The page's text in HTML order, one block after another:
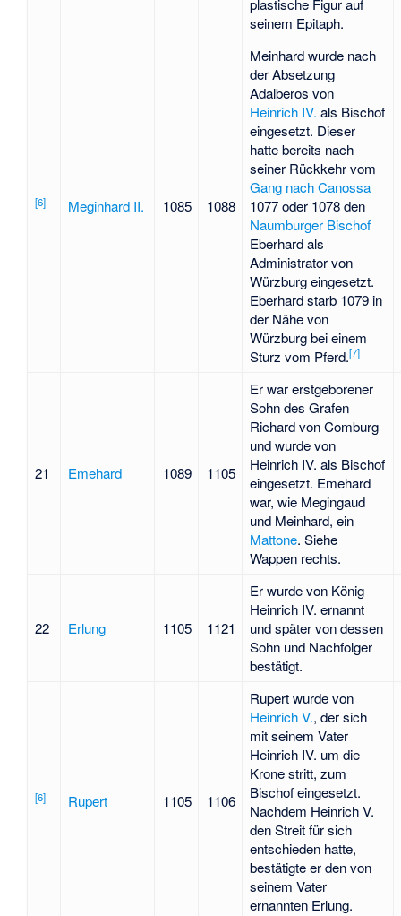
plastische Figur auf
seinem Epitaph.
[6] Meginhard II. 1085 1088
Meinhard wurde nach
der Absetzung
Adalberos von
Heinrich IV. als Bischof
eingesetzt. Dieser
hatte bereits nach
seiner Rückkehr vom
Gang nach Canossa
1077 oder 1078 den
Naumburger Bischof
Eberhardals
Administrator von
Würzburg eingesetzt.
Eberhard starb 1079 in
der Nähe von
Würzburg bei einem
Sturz vom Pferd.[7]
21 Emehard 1089 1105
Er war erstgeborener
Sohn des Grafen
Richard von Comburg
und wurde von
Heinrich IV. als Bischof
eingesetzt. Emehard
war, wie Megingaud
und Meinhard, ein
Mattone. Siehe
Wappen rechts.
22 Erlung 1105 1121
Er wurde von König
Heinrich IV. ernannt
und später von dessen
Sohn und Nachfolger
bestätigt.
[6] Rupert 1105 1106
Rupert wurde von
Heinrich V., der sich
mit seinem Vater
Heinrich IV. um die
Krone stritt, zum
Bischof eingesetzt.
Nachdem Heinrich V.
den Streit für sich
entschieden hatte,
bestätigte er den von
seinem Vater
ernannten Erlung.